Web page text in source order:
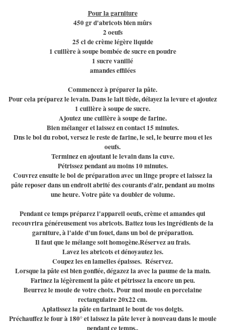
Pour la garniture
450 gr d'abricots bien mûrs
2 oeufs
25 cl de crème légère liquide
1 cuillère à soupe bombée de sucre en poudre
1 sucre vanillé
amandes effilées
Commencez à préparer la pâte.
Pour cela préparez le levain. Dans le lait tiède, délayez la levure et ajoutez
1 cuillère à soupe de sucre.
Ajoutezune cuillère à soupe de farine.
Bien mélanger et laissez en contact 15 minutes.
Dns le bol du robot, versez le reste de farine, le sel, le beurre mou et les
oeufs.
Terminez en ajoutant le levain dans la cuve.
Pétrissez pendant au moins 10 minutes.
Couvrez ensuite le bol de préparation avec un linge propre et laissez la
pâte reposer dans un endroit abrité des courants d'air, pendant au moins
une heure. Votre pâte va doubler de volume.
Pendant ce temps préparez l'appareil oeufs, crème et amandes qui
recouvrira généreusement vos abricots. Battez tous les ingrédients de la
garniture, à l'aide d'un fouet, dans un bol de préparation.
Il faut que le mélange soit homogène.Réservez au frais.
Lavez les abricots et dénoyautez les.
Coupez les en lamelles épaisses. Réservez.
Lorsque la pâte est bien gonflée, dégazez la avec la paume de la main.
Farinez la légèrement la pâte et pétrissez la encore un peu.
Beurrez le moule de votre choix. Pour moi moule en porcelaine
rectangulaire 20x22 cm.
Aplatissez la pâte en farinant le bout de vos doigts.
Préchauffez le four à 180° et laissez la pâte lever à nouveau dans le moule